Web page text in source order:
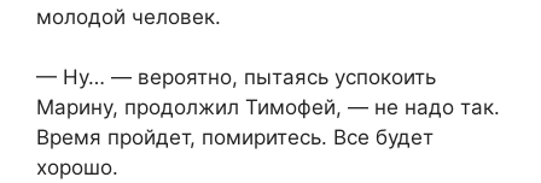
молодой человек.
— Ну… — вероятно, пытаясь успокоить
Марину, продолжил Тимофей, — не надо так.
Время пройдет, помиритесь. Все будет
хорошо.